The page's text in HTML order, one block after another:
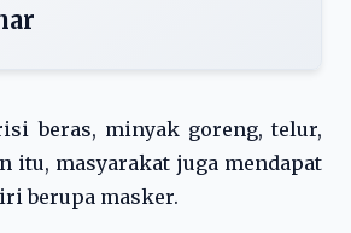
beras, minyak goreng, telur,
itu, masyarakat juga mendapat
berupa masker.